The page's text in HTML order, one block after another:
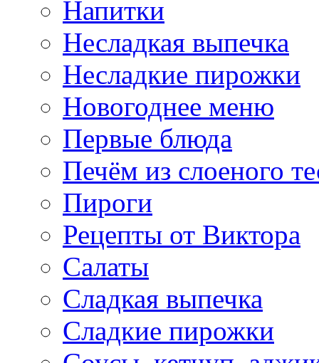
Напитки
Несладкая выпечка
Несладкие пирожки
Новогоднее меню
Первые блюда
Печём из слоеного
Пироги
Рецепты от Виктора
Салаты
Сладкая выпечка
Сладкие пирожки